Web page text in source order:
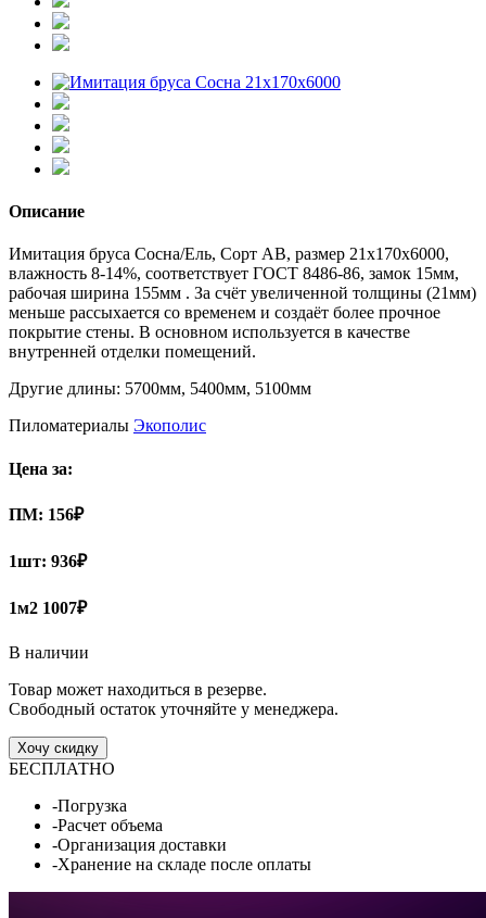
Описание
Имитация бруса Сосна/Ель, Сорт АВ, размер 21x170x6000,
влажность 8-14%, соответствует ГОСТ 8486-86, замок 15мм,
рабочая ширина 155мм . За счёт увеличенной толщины (21мм)
меньше рассыхается со временем и создаёт более прочное
покрытие стены. В основном используется в качестве
внутренней отделки помещений.
Другие длины: 5700мм, 5400мм, 5100мм
Пиломатериалы Экополис
Цена за:
ПМ: 156₽
1шт: 936₽
1м2 1007₽
В наличии
Товар может находиться в резерве.
Свободный остаток уточняйте у менеджера.
Хочу скидку
БЕСПЛАТНО
-Погрузка
-Расчет объема
-Организация доставки
-Хранение на складе после оплаты